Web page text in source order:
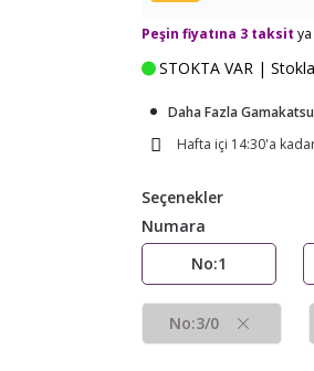
Peşin fiyatına 3 taksit
STOKTA VAR |
Daha Fazla
Hafta içi 14:30'a
Seçenekler
Numara
No:1
No:3/0